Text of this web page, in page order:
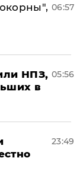
06:57
НПЗ,
в
05:56
23:49